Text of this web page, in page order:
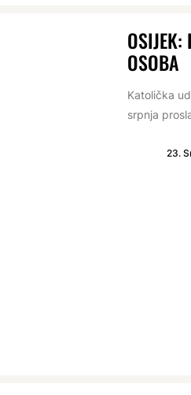
OSIJEK:
OSOBA
Katolička
srpnja
23.